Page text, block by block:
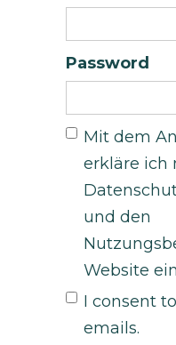
Password
Mit dem
erkläre ich
und den
Website
I consent
emails.